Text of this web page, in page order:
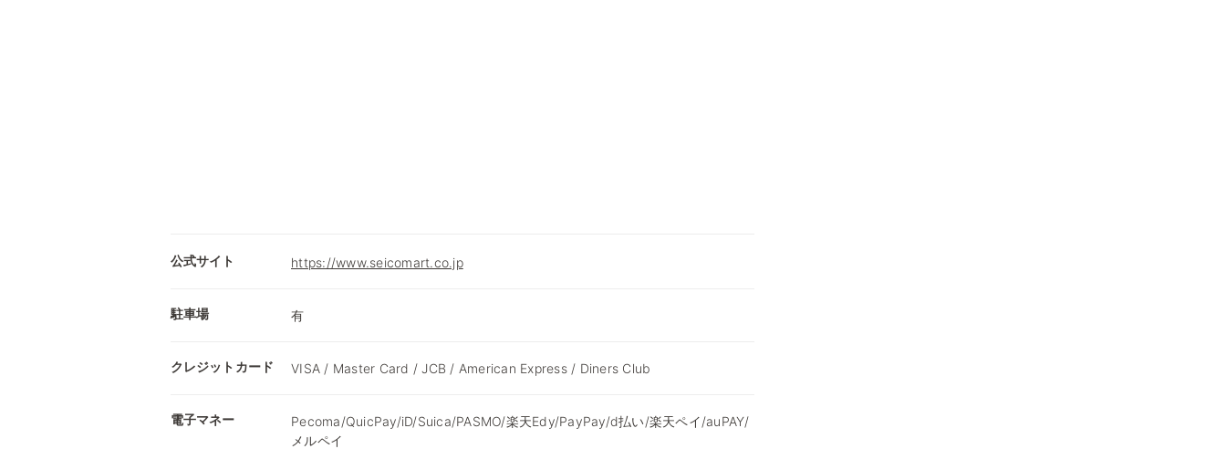
公式サイト https://www.seicomart.co.jp
駐車場 有
クレジットカード VISA / Master Card / JCB / American Express / Diners Club
電子マネー
Pecoma/QuicPay/iD/Suica/PASMO/楽天Edy/PayPay/d払い/楽天ペイ/auPAY/
メルペイ